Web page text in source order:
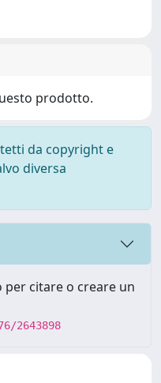
prodotto.
da copyright e
diversa
citare o creare un
2643898